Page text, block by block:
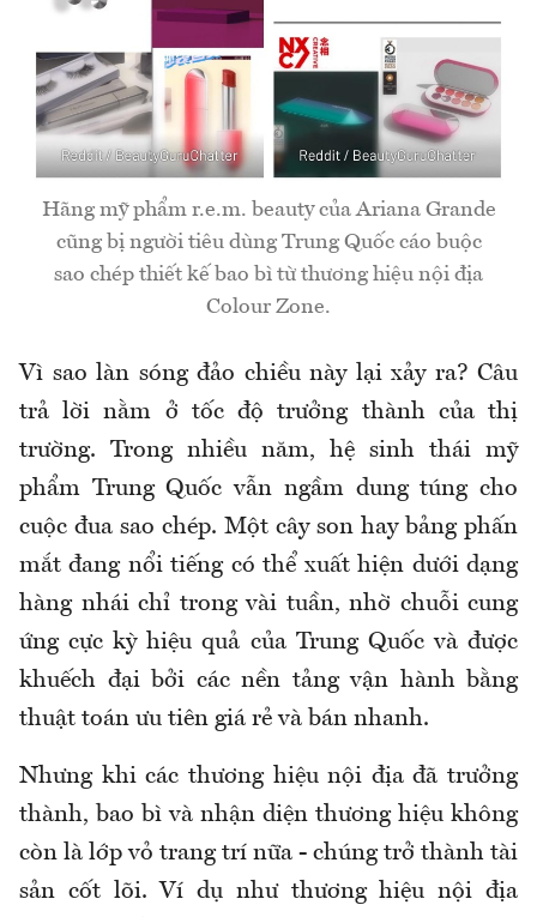
Hãng mỹ phẩm r.e.m. beauty của Ariana Grande
cũng bị người tiêu dùng Trung Quốc cáo buộc
sao chép thiết kế bao bì từ thương hiệu nội địa
Colour Zone.
Vì sao làn sóng đảo chiều này lại xảy ra? Câu
trả lời nằm ở tốc độ trưởng thành của thị
trường. Trong nhiều năm, hệ sinh thái mỹ
phẩm Trung Quốc vẫn ngầm dung túng cho
cuộc đua sao chép. Một cây son hay bảng phấn
mắt đang nổi tiếng có thể xuất hiện dưới dạng
hàng nhái chỉ trong vài tuần, nhờ chuỗi cung
ứng cực kỳ hiệu quả của Trung Quốc và được
khuếch đại bởi các nền tảng vận hành bằng
thuật toán ưu tiên giá rẻ và bán nhanh.
Nhưng khi các thương hiệu nội địa đã trưởng
thành, bao bì và nhận diện thương hiệu không
còn là lớp vỏ trang trí nữa - chúng trở thành tài
sản cốt lõi. Ví dụ như thương hiệu nội địa